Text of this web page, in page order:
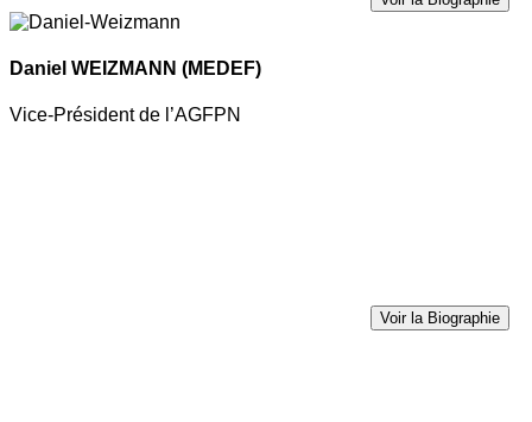
Daniel WEIZMANN (MEDEF)
Vice-Président de l’AGFPN
Voir la Biographie